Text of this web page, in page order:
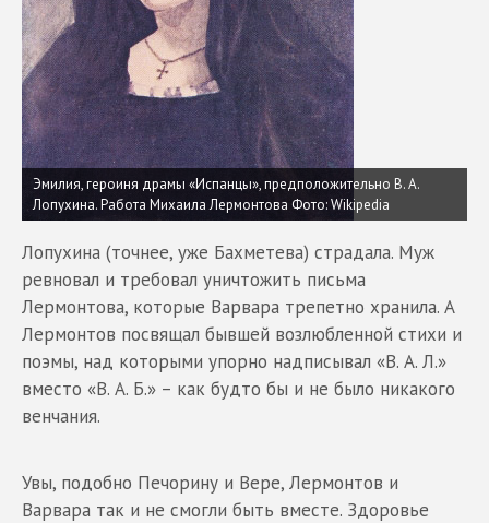
Эмилия, героиня драмы «Испанцы», предположительно В. А.
Лопухина. Работа Михаила Лермонтова Фото: Wikipedia
Лопухина (точнее, уже Бахметева) страдала. Муж
ревновал и требовал уничтожить письма
Лермонтова, которые Варвара трепетно хранила. А
Лермонтов посвящал бывшей возлюбленной стихи и
поэмы, над которыми упорно надписывал «В. А. Л.»
вместо «В. А. Б.» – как будто бы и не было никакого
венчания.
Увы, подобно Печорину и Вере, Лермонтов и
Варвара так и не смогли быть вместе. Здоровье